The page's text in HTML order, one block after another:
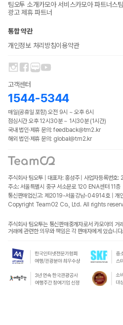
팀오투 소개카모아 서비스카모아 파트너스
광고 제휴 파트너
통합 약관
개인정보 처리방침이용약관
고객센터
1544-5344
매일(공휴일 포함) 오전 9시 ~ 오후 6시
점심시간 오후 12시30분 ~ 1시30분 (1시간)
국내 법인·제휴 문의: feedback@tm2.kr
해외 법인·제휴 문의: global@tm2.kr
주식회사 팀오투 | 대표자: 홍성주 | 사업자등록
주소: 서울특별시 중구 서소문로 120 ENA센터 11층
통신판매업신고: 제2019-서울강남-04914호 | 개
Copyright TeamO2 Co., Ltd. All rights
주식회사 팀오투는 통신판매중개자로서 카모아의 거
거래에 관련한 의무와 책임은 각 판매자에게 있습니다.